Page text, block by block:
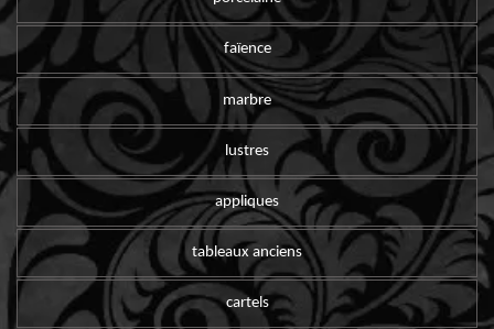
faïence
marbre
lustres
appliques
tableaux anciens
cartels